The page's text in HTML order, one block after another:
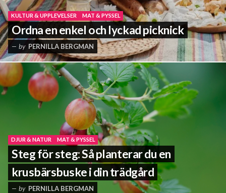
KULTUR & UPPLEVELSER MAT & PYSSEL
Ordna en enkel och lyckad picknick
by PERNILLA BERGMAN
DJUR & NATUR MAT & PYSSEL
Steg för steg: Så planterar du en
krusbärsbuske i din trädgård
by PERNILLA BERGMAN